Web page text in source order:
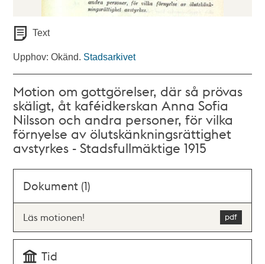
Text
Upphov: Okänd. Stadsarkivet
Motion om gottgörelser, där så prövas
skäligt, åt kaféidkerskan Anna Sofia
Nilsson och andra personer, för vilka
förnyelse av ölutskänkningsrättighet
avstyrkes - Stadsfullmäktige 1915
Dokument (1)
Läs motionen!
Tid